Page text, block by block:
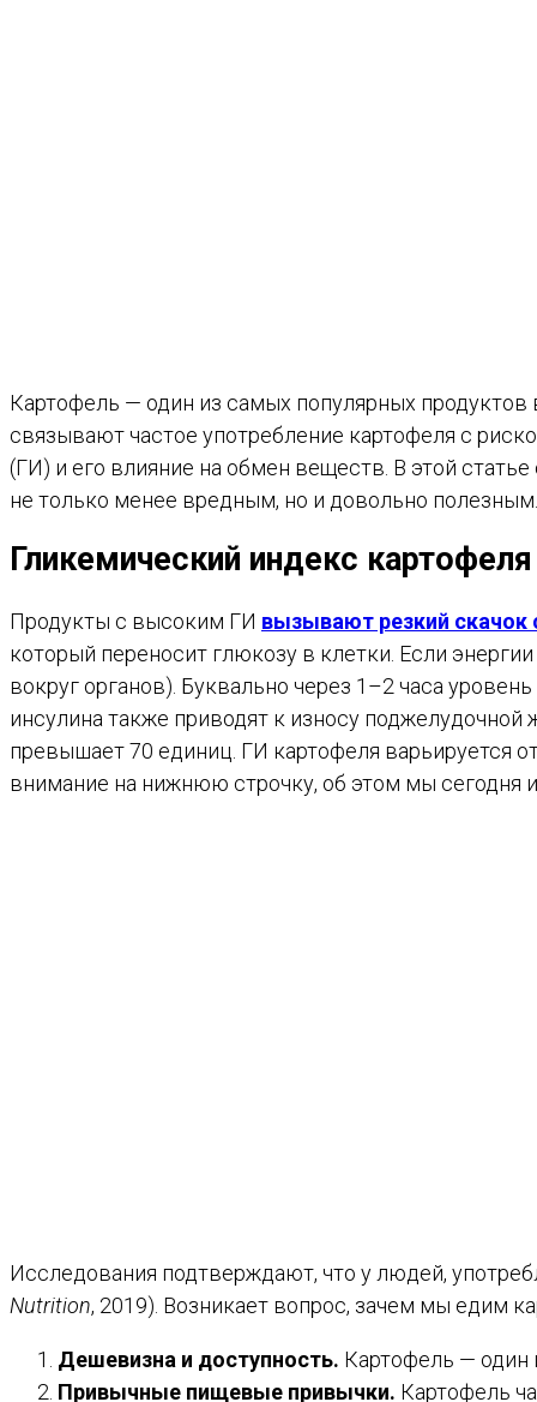
Картофель — один из самых популярных
связывают частое употребление картофеля с
(ГИ) и его влияние на обмен веществ. В этой
не только менее вредным, но и довольно полезным.
Гликемический индекс картофеля
Продукты с высоким ГИ вызывают резкий скачок
который переносит глюкозу в клетки. Если
вокруг органов). Буквально через 1–2 часа
инсулина также приводят к износу
превышает 70 единиц. ГИ картофеля варьируется
внимание на нижнюю строчку, об этом мы сегодня
Исследования подтверждают, что у людей,
Nutrition, 2019). Возникает вопрос, зачем мы едим
Дешевизна и доступность. Картофель — один
Привычные пищевые привычки. Картофель